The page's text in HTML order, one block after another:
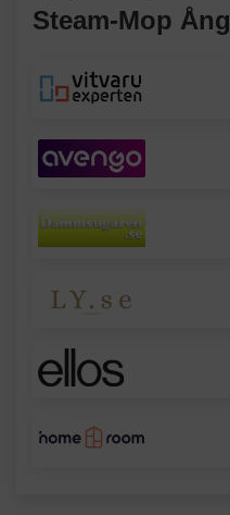
Steam-Mop